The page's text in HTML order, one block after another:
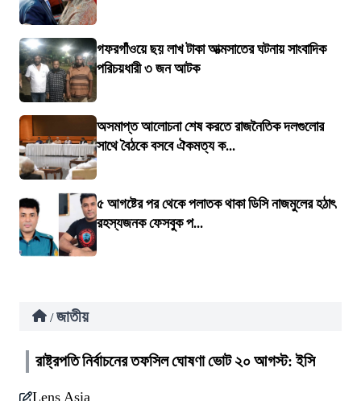
গফরগাঁওয়ে ছয় লাখ টাকা আত্মসাতের ঘটনায় সাংবাদিক
পরিচয়ধারী ৩ জন আটক
অসমাপ্ত আলোচনা শেষ করতে রাজনৈতিক দলগুলোর
সাথে বৈঠকে বসবে ঐকমত্য ক...
৫ আগষ্টের পর থেকে পলাতক থাকা ডিসি নাজমুলের হঠাৎ
রহস্যজনক ফেসবুক প...
/ জাতীয়
রাষ্ট্রপতি নির্বাচনের তফসিল ঘোষণা ভোট ২০ আগস্ট: ইসি
Lens Asia